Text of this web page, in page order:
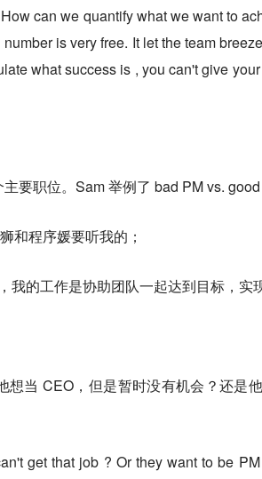
can we quantify what we want to
is very free. It let the team
what success is , you can't give
要职位。Sam 举例了 bad PM vs.
和程序媛要听我的；
的工作是协助团队一起达到目标，实
当 CEO，但是暂时没有机会？还是
get that job ? Or they want to be